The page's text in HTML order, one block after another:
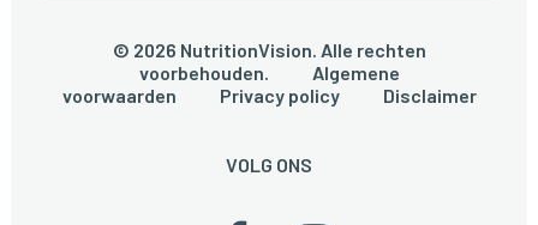
© 2026 NutritionVision. Alle rechten
voorbehouden. Algemene
voorwaarden
Privacy policy Disclaimer
VOLG ONS